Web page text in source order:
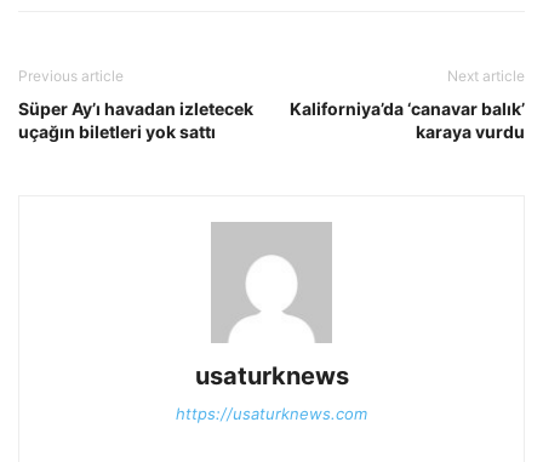
Previous article
Süper Ay’ı havadan izletecek
uçağın biletleri yok sattı
Next article
Kaliforniya’da ‘canavar balık’
karaya vurdu
usaturknews
https://usaturknews.com